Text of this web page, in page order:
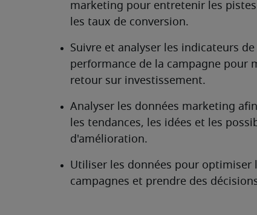
marketing pour entretenir les
les taux de conversion.
Suivre et analyser les indicateurs de
performance de la campagne pour
retour sur investissement.
Analyser les données marketing
les tendances, les idées et les
d'amélioration.
Utiliser les données pour optimiser
campagnes et prendre des